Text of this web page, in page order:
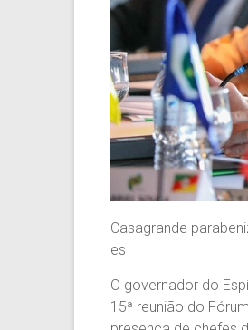
Casagrande
es
O governador do
15ª reunião do